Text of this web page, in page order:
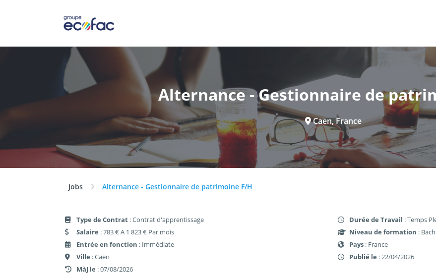
Alternance - Gestionnaire de
Caen, France
Jobs Alternance - Gestionnaire de patrimoine F/H
Type de Contrat : Contrat d'apprentissage
Salaire : 783 € A 1 823 € Par mois
Entrée en fonction : Immédiate
Ville : Caen
MàJ le : 07/08/2026
Durée de Travail : Temps
Niveau de formation :
Pays : France
Publié le : 22/04/2026